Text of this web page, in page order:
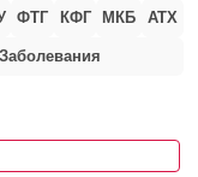
ФТГ КФГ МКБ АТХ
Заболевания